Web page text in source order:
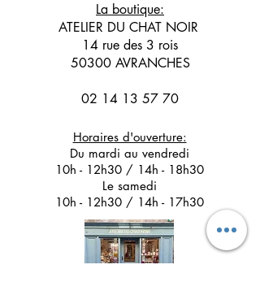
La boutique:
ATELIER DU CHAT NOIR
14 rue des 3 rois
50300 AVRANCHES
02 14 13 57 70
Horaires d'ouverture:
Du mardi au vendredi
10h - 12h30 / 14h - 18h30
Le samedi
10h - 12h30 / 14h - 17h30